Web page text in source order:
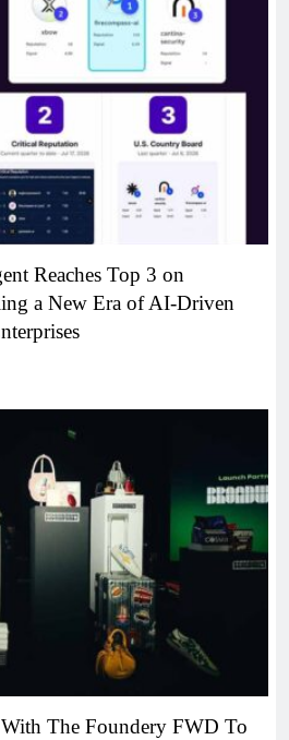
Reaches Top 3 on
a New Era of AI-Driven
The Foundery FWD To